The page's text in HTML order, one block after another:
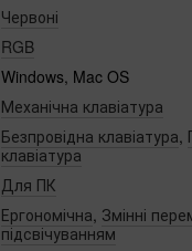
Червоні
RGB
Windows, Mac OS
Механічна клавіатура
Безпровідна клавіатура,
клавіатура
Для ПК
Ергономічна, Змінні
підсвічуванням